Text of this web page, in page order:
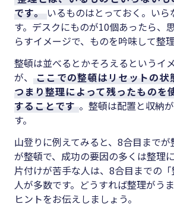
です。 いるものはとっておく。いら
す。デスクにものが10個あったら、
らすイメージで、ものを吟味して整理
整頓は並べるとかそろえるというイ
が、
ここでの整頓はリセットの状
つまり整理によって残ったものを
することです 。整頓は配置と収納
す。
山登りに例えてみると、8合目まで
が整頓で、成功の要因の多くは整理
片付けが苦手な人は、8合目までの
人が多数です。どうすれば整理がう
ヒントをお伝えしましょう。